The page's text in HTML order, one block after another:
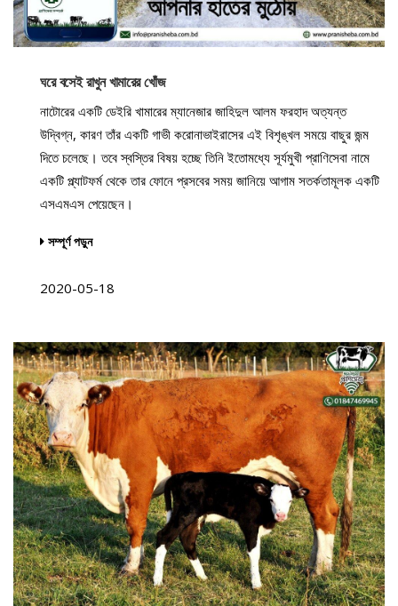
ঘরে বসেই রাখুন খামারের খোঁজ
নাটোরের একটি ডেইরি খামারের ম্যানেজার জাহিদুল আলম ফরহাদ অত্যন্ত
উদ্বিগ্ন, কারণ তাঁর একটি গাভী করোনাভাইরাসের এই বিশৃঙ্খল সময়ে বাছুর জন্ম
দিতে চলেছে। তবে স্বস্তির বিষয় হচ্ছে তিনি ইতোমধ্যে সূর্যমুখী প্রাণিসেবা নামে
একটি প্ল্যাটফর্ম থেকে তার ফোনে প্রসবের সময় জানিয়ে আগাম সতর্কতামূলক একটি
এসএমএস পেয়েছেন।
সম্পূর্ণ পড়ুন
2020-05-18